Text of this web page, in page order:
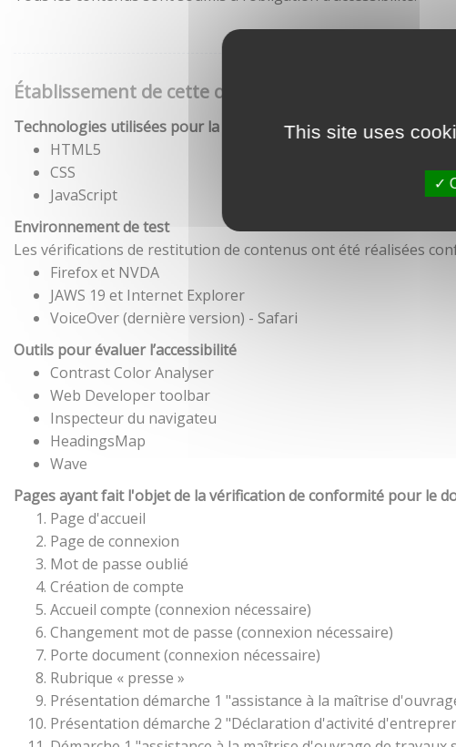
This site uses
Établissement de cette déclaration d'accessibilité
Technologies utilisées pour la réalisation du site
HTML5
CSS
JavaScript
Environnement de test
Les vérifications de restitution de contenus ont été réalisées
Firefox et NVDA
JAWS 19 et Internet Explorer
VoiceOver (dernière version) - Safari
Outils pour évaluer l’accessibilité
Contrast Color Analyser
Web Developer toolbar
Inspecteur du navigateu
HeadingsMap
Wave
Pages ayant fait l'objet de la vérification de conformité pour le
Page d'accueil
Page de connexion
Mot de passe oublié
Création de compte
Accueil compte (connexion nécessaire)
Changement mot de passe (connexion nécessaire)
Porte document (connexion nécessaire)
Rubrique « presse »
Présentation démarche 1 "assistance à la maîtrise
Présentation démarche 2 "Déclaration d'activité